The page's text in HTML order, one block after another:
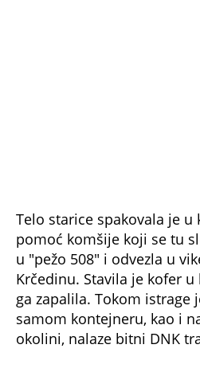
uhapšeni su nekoliko dana
pronađeno.
Jelena je do nekoliko
sa suprugom u kući do
razvela, odselila se iz
održavala dobre odnose.